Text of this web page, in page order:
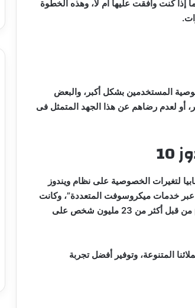
كنت وافقت عليها أم لا، وهذه الخطوة
المستخدمين بشكل أكبر، والبعض
أو لعدم رضاهم عن هذا الجهد المتمثل فى
لتغيرات الخصوصية على نظام ويندوز
عبر خدمات ميكروسوفت المتعددة”، وكانت
من قبل أكثر من 23 مليون شخص على
المتنوعة، وتوفير أفضل تجربة